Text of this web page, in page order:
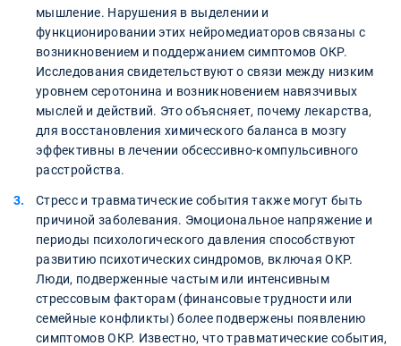
мышление. Нарушения в выделении и
функционировании этих нейромедиаторов связаны с
возникновением и поддержанием симптомов ОКР.
Исследования свидетельствуют о связи между низким
уровнем серотонина и возникновением навязчивых
мыслей и действий. Это объясняет, почему лекарства,
для восстановления химического баланса в мозгу
эффективны в лечении обсессивно-компульсивного
расстройства.
Стресс и травматические события также могут быть
причиной заболевания. Эмоциональное напряжение и
периоды психологического давления способствуют
развитию психотических синдромов, включая ОКР.
Люди, подверженные частым или интенсивным
стрессовым факторам (финансовые трудности или
семейные конфликты) более подвержены появлению
симптомов ОКР. Известно, что травматические события,